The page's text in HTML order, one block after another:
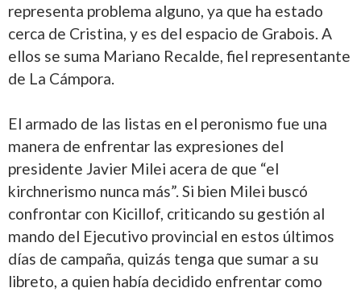
representa problema alguno, ya que ha estado
cerca de Cristina, y es del espacio de Grabois. A
ellos se suma Mariano Recalde, fiel representante
de La Cámpora.
El armado de las listas en el peronismo fue una
manera de enfrentar las expresiones del
presidente Javier Milei acera de que “el
kirchnerismo nunca más”. Si bien Milei buscó
confrontar con Kicillof, criticando su gestión al
mando del Ejecutivo provincial en estos últimos
días de campaña, quizás tenga que sumar a su
libreto, a quien había decidido enfrentar como